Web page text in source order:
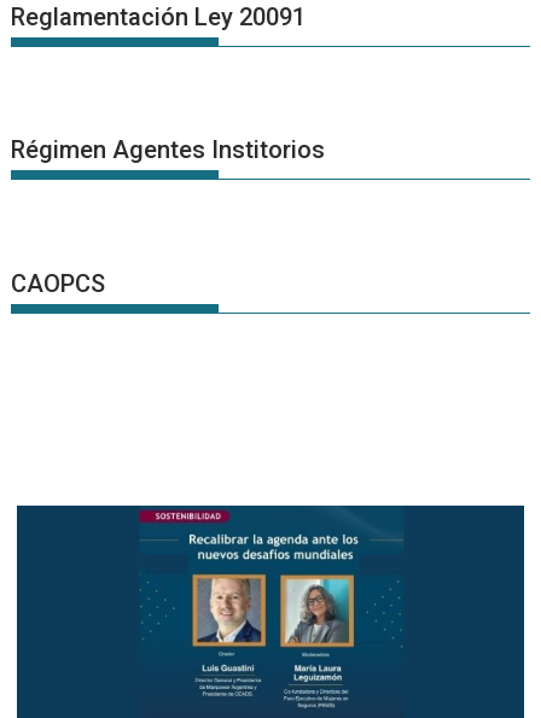
Reglamentación Ley 20091
Régimen Agentes Institorios
CAOPCS